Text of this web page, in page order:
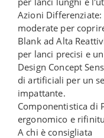
Azioni
moderate per
Blank ad Alta
per lanci precisi e
Design Concept
di artificiali per un
impattante.
Componentistica di
ergonomico e
A chi è consigliata